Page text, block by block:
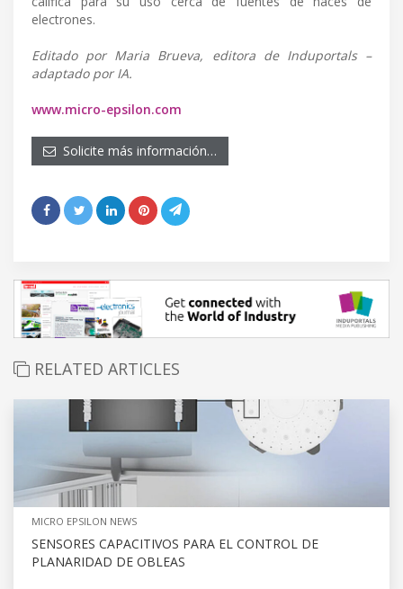
electrones.
Editado por Maria Brueva, editora de Induportals –
adaptado por IA.
www.micro-epsilon.com
Solicite más información…
RELATED ARTICLES
MICRO EPSILON NEWS
SENSORES CAPACITIVOS PARA EL CONTROL DE
PLANARIDAD DE OBLEAS